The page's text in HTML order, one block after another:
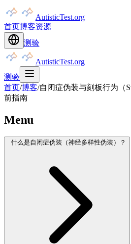
AutisticTest.org
首页博客资源
测验
AutisticTest.org
测验
首页/博客/自闭症伪装与刻板行为（
前指南
Menu
什么是自闭症伪装（神经多样性伪装）？